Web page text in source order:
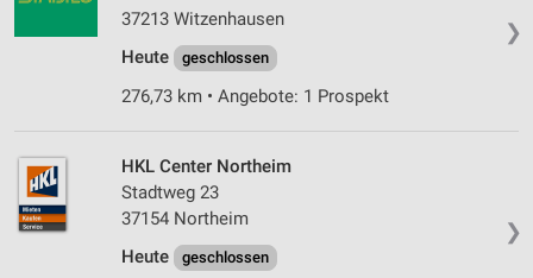
❯
37213 Witzenhausen
Heute
geschlossen
276,73 km • Angebote: 1 Prospekt
❯
HKL Center Northeim
Stadtweg 23
37154 Northeim
Heute
geschlossen